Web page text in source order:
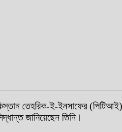
তেহরিক-ই-ইনসাফের
জানিয়েছেন তিনি।